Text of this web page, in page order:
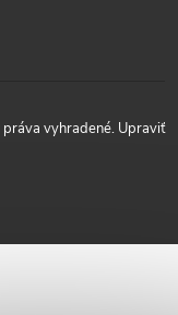
práva vyhradené. Upraviť